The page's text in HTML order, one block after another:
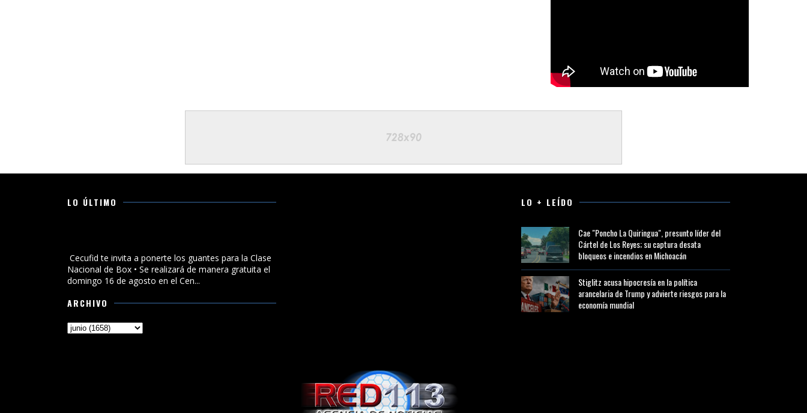
LO ÚLTIMO
Cecufid te invita a ponerte los guantes para la Clase
Nacional de Box • Se realizará de manera gratuita el
domingo 16 de agosto en el Cen...
ARCHIVO
LO + LEÍDO
Cae "Poncho La Quiringua", presunto líder del
Cártel de Los Reyes; su captura desata
bloqueos e incendios en Michoacán
Stiglitz acusa hipocresía en la política
arancelaria de Trump y advierte riesgos para la
economía mundial